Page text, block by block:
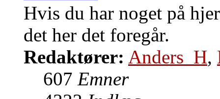
Hvis du har noget på
det her det foregår.
Redaktører: Anders_H,
607 Emner